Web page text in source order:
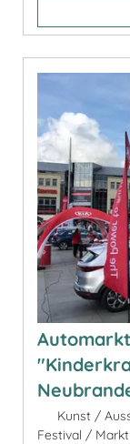
Kunst /
Festival / Markt